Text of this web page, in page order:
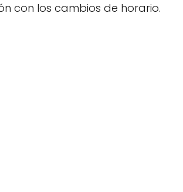
con los cambios de horario.